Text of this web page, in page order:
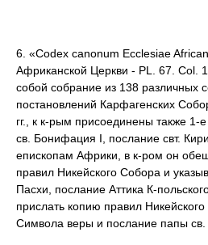
6. «Codex canonum Ecclesiae
Африканской Церкви - PL. 67. Col.
собой собрание из 138 различных
постановлений Карфагенских
гг., к к-рым присоединены также
св. Бонифация I, послание свт.
епископам Африки, в к-ром он
правил Никейского Собора и
Пасхи, послание Аттика К-
прислать копию правил
Символа веры и послание папы св.